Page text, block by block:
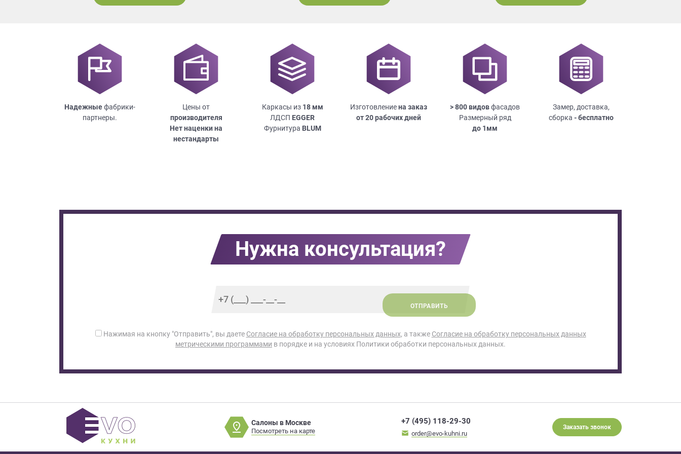
Надежныефабрики-
партнеры.
Цены от
производителя
Нет наценки на
нестандарты
Каркасы из 18мм
ЛДСП EGGER
Фурнитура BLUM
Изготовлениена заказ
от 20 рабочих дней
> 800 видовфасадов
Размерный ряд
до 1мм
Замер, доставка,
сборка - бесплатно
Нужна консультация?
ОТПРАВИТЬ
Нажимая на кнопку "Отправить", вы даете Согласие на обработку персональных данных, а также Согласие на обработку персональных данных
метрическими программами в порядке и на условиях Политики обработки персональных данных.
Салоны в Москве
Посмотреть на карте
+7 (495) 118-29-30
order@evo-kuhni.ru
Заказать звонок